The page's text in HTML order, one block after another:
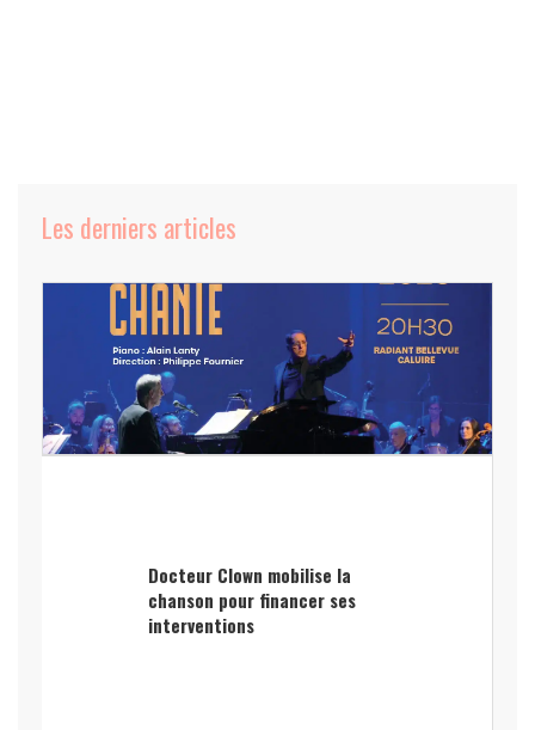
Les derniers articles
Docteur Clown mobilise la
chanson pour financer ses
interventions